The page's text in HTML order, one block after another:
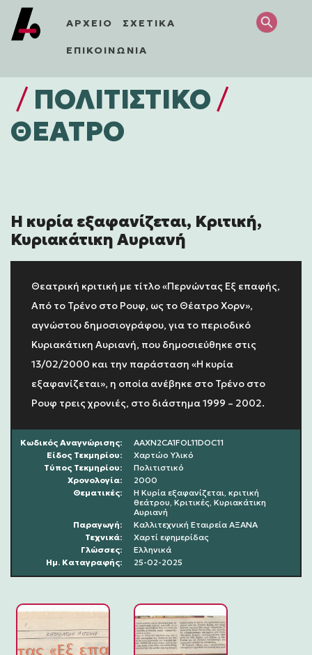
ΑΡΧΕΙΟ ΣΧΕΤΙΚΑ
ΕΠΙΚΟΙΝΩΝΙΑ
/ ΠΟΛΙΤΙΣΤΙΚΌ /
ΘΕΑΤΡΟ
Η κυρία εξαφανίζεται, Κριτική,
Κυριακάτικη Αυριανή
Θεατρική κριτική με τίτλο «Περνώντας Εξ επαφής,
Από το Τρένο στο Ρουφ, ως το Θέατρο Χορν»,
αγνώστου δημοσιογράφου, για το περιοδικό
Κυριακάτικη Αυριανή, που δημοσιεύθηκε στις
13/02/2000 και την παράσταση «Η κυρία
εξαφανίζεται», η οποία ανέβηκε στο Τρένο στο
Ρουφ τρεις χρονιές, στο διάστημα 1999 – 2002.
Κωδικός Αναγνώρισης:
AAXN2CA1FOL11DOC11
Είδος Τεκμηρίου:
Χαρτώο Υλικό
Τύπος Τεκμηρίου:
Πολιτιστικό
Χρονολoγία:
2000
Θεματικές:
Η Κυρία εξαφανίζεται, κριτική
θεάτρου, Κριτικές, Κυριακάτικη
Αυριανή
Παραγωγή:
Καλλιτεχνική Εταιρεία ΑΞΑΝΑ
Τεχνικά:
Χαρτί εφημερίδας
Γλώσσες:
Ελληνικά
Ημ. Καταγραφής:
25-02-2025